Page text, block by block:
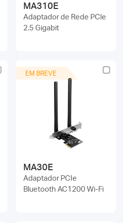
MA310E
Adaptador de Rede PCle
2.5 Gigabit
EM BREVE
MA30E
Adaptador PCIe
Bluetooth AC1200 Wi-Fi